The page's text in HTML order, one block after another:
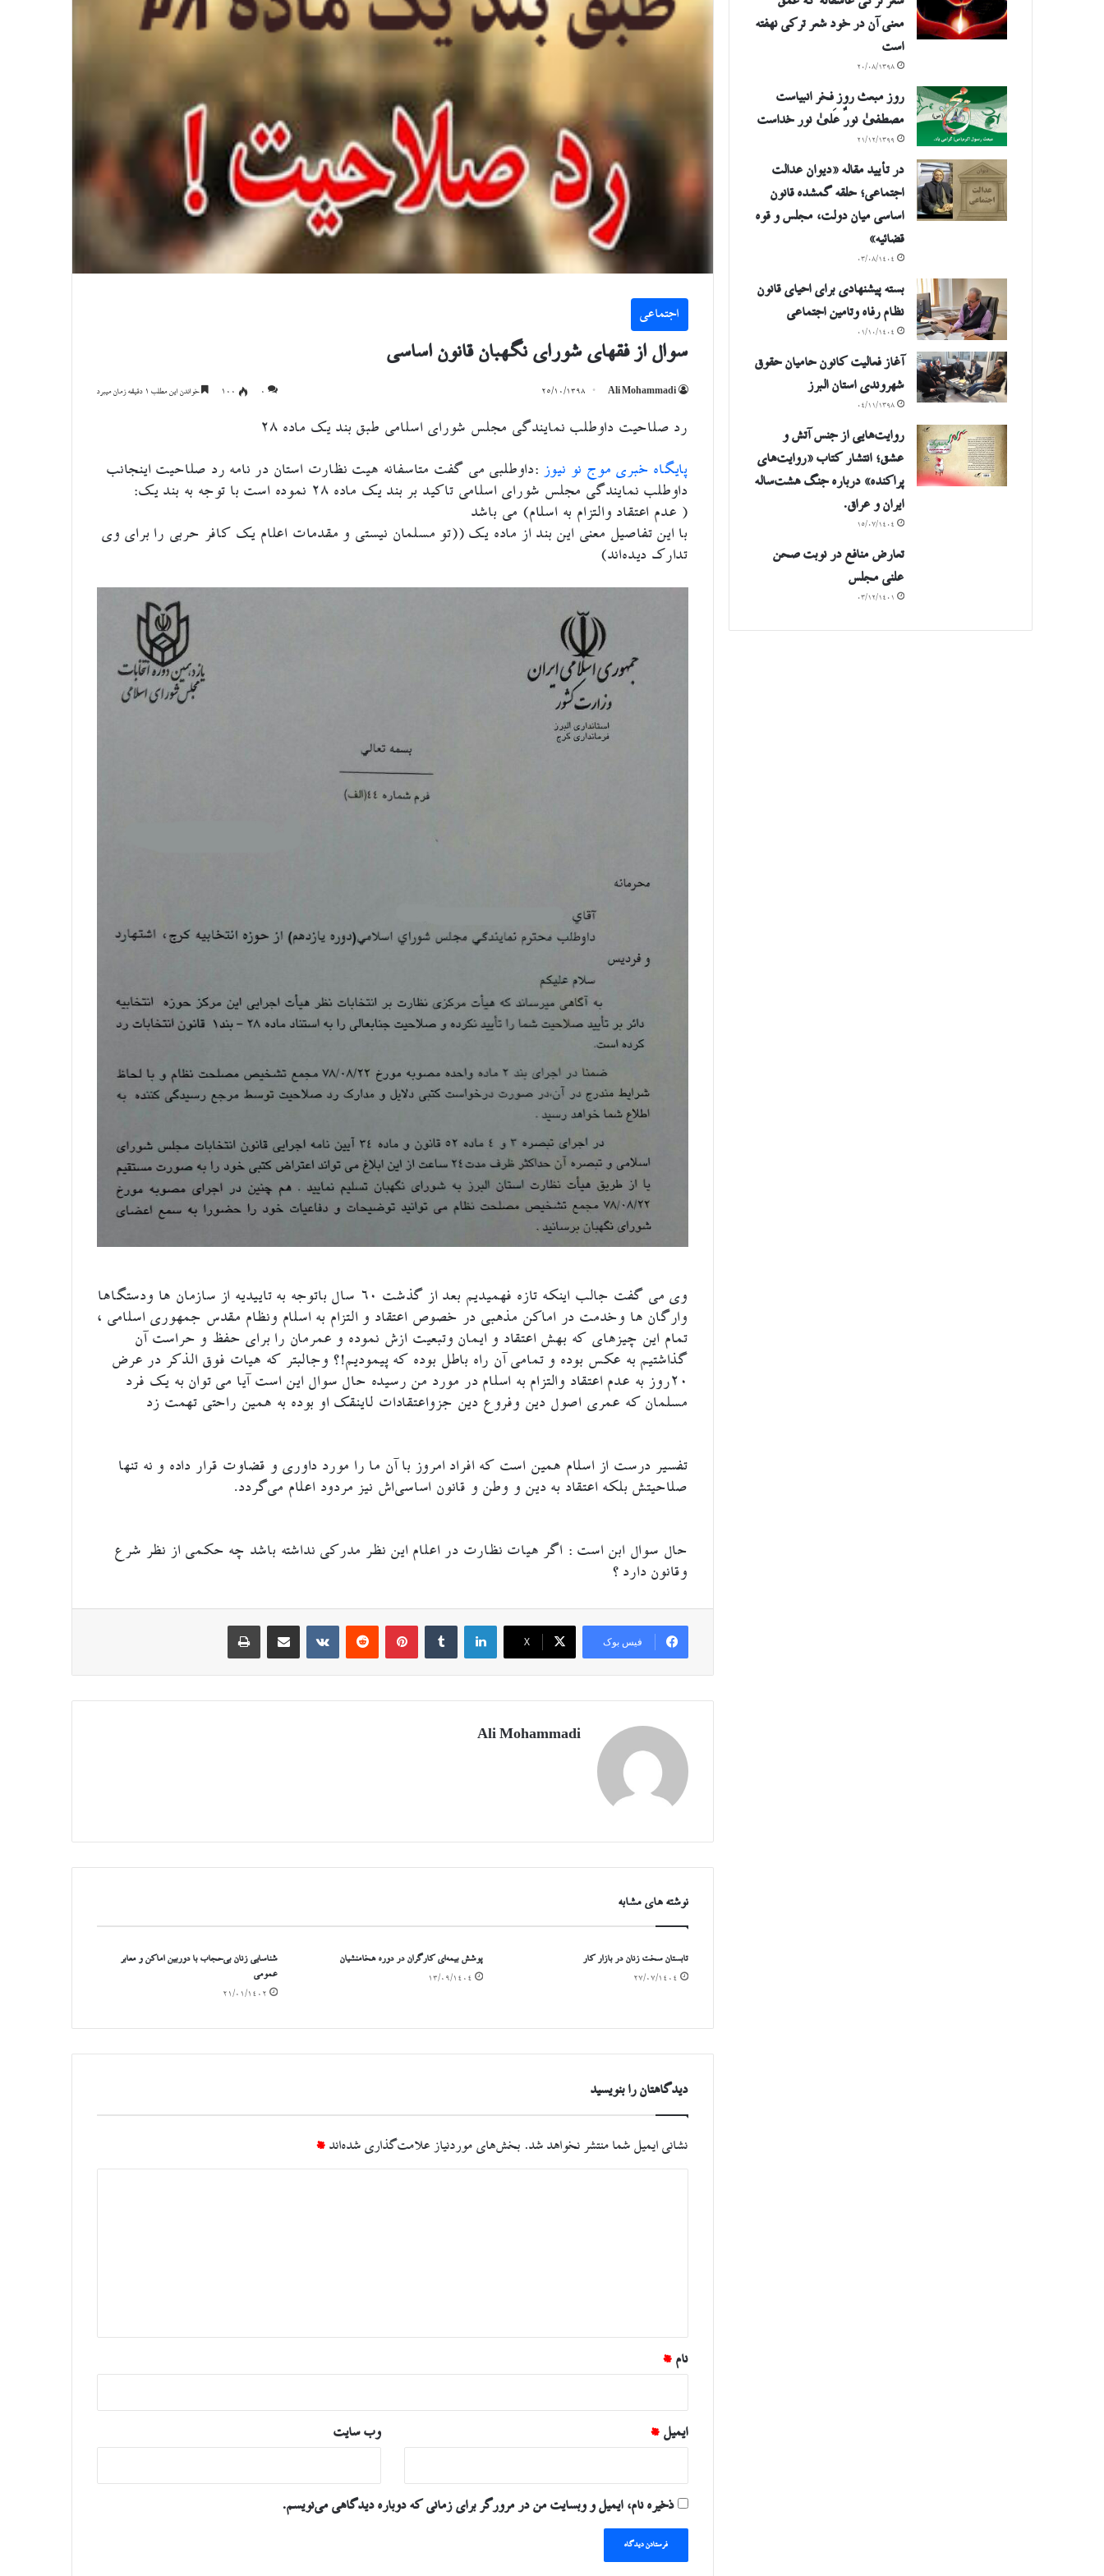
اجتماعی
سوال از فقهای شورای نگهبان قانون اساسی
Ali Mohammadi ۲۵/۱۰/۱۳۹۸ ۰ 100 خواندن این مطلب 1 دقیقه زمان میبرد
رد صلاحیت داوطلب نمایندگی مجلس شورای اسلامی طبق بند یک ماده ۲۸
پایگاه خبری موج نو نیوز :داوطلبی می گفت متاسفانه هیت نظارت استان در نامه رد صلاحیت اینجانب
داوطلب نمایندگی مجلس شورای اسلامی تاکید بر بند یک ماده ۲۸ نموده است با توجه به بند یک:
( عدم اعتقاد والتزام به اسلام) می باشد
با این تفاصیل معنی این بند از ماده یک ((تو مسلمان نیستی و مقدمات اعلام یک کافر حربی را برای وی
تدارک دیده‌اند)
وی می گفت جالب اینکه تازه فهمیدیم بعد از گذشت ۶۰ سال باتوجه به تاییدیه از سازمان ها ودستگاها
وارگان ها وخدمت در اماکن مذهبی در خصوص اعتقاد و التزام به اسلام ونظام مقدس جمهوری اسلامی ،
تمام این چیزهای که بهش اعتقاد و ایمان وتبعیت ازش نموده و عمرمان را برای حفظ و حراست آن
گذاشتیم به عکس بوده و تمامی آن راه باطل بوده که پیمودیم!؟ وجالبتر که هیات فوق الذکر در عرض
۲۰روز به عدم اعتقاد والتزام به اسلام در مورد من رسیده حال سوال این است آیا می توان به یک فرد
مسلمان که عمری اصول دین وفروع دین جزواعتقادات لاینقک او بوده به همین راحتی تهمت زد
تفسیر درست از اسلام همین است که افراد امروز با آن ما را مورد داوری و قضاوت قرار داده و نه تنها
صلاحیتش بلکه اعتقاد به دین و وطن و قانون اساسی‌اش نیز مردود اعلام می‌گردد.
حال سوال ابن است : اگر هیات نظارت در اعلام این نظر مدرکی نداشته باشد چه حکمی از نظر شرع
وقانون دارد ؟
فیس بوک X
لینکدین‫تامبلر ‫پین‌ترست‫رددیت ‫VKontakte
اشتراک گذاری از طریق ایمیل چاپ
Ali Mohammadi
نوشته های مشابه
تابستان سخت زنان در بازار کار
۲۷/۰۷/۱۴۰۴
پوشش بیمه‌ای کارگران در دوره هخامنشیان
۱۳/۰۹/۱۴۰۴
شناسایی زنان بی‌حجاب با دوربین‌ اماکن و معابر
عمومی
۲۱/۰۱/۱۴۰۲
دیدگاهتان را بنویسید
نشانی ایمیل شما منتشر نخواهد شد. بخش‌های موردنیاز علامت‌گذاری شده‌اند *
نام *
ایمیل * وب‌ سایت
ذخیره نام، ایمیل و وبسایت من در مرورگر برای زمانی که دوباره دیدگاهی می‌نویسم.
معنی آن در خود شعر ترکی نهفته
است
۲۰/۰۸/۱۳۹۸
روز مبعث روز فخر انبیاست
مصطفیٰ نورٌ عَلیٰ نور خداست
۲۱/۱۲/۱۳۹۹
در تأیید مقاله «دیوان عدالت
اجتماعی؛ حلقه گمشده قانون
اساسی میان دولت، مجلس و قوه
قضائیه»
۰۳/۰۸/۱۴۰۴
بسته پیشنهادی برای احیای قانون
نظام رفاه وتامین اجتماعی
۰۱/۱۰/۱۴۰۴
آغاز فعالیت کانون حامیان حقوق
شهروندی استان البرز
۰۴/۱۱/۱۳۹۸
روایت‌هایی از جنس آتش و
عشق؛ انتشار کتاب «روایت‌های
پراکنده» درباره جنگ هشت‌ساله
ایران و عراق.
۱۵/۰۷/۱۴۰۴
تعارض منافع در نوبت صحن
علنی مجلس
۰۳/۱۲/۱۴۰۱